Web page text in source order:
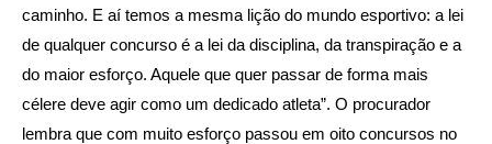
caminho. E aí temos a mesma lição do mundo esportivo: a lei
de qualquer concurso é a lei da disciplina, da transpiração e a
do maior esforço. Aquele que quer passar de forma mais
célere deve agir como um dedicado atleta”. O procurador
lembra que com muito esforço passou em oito concursos no